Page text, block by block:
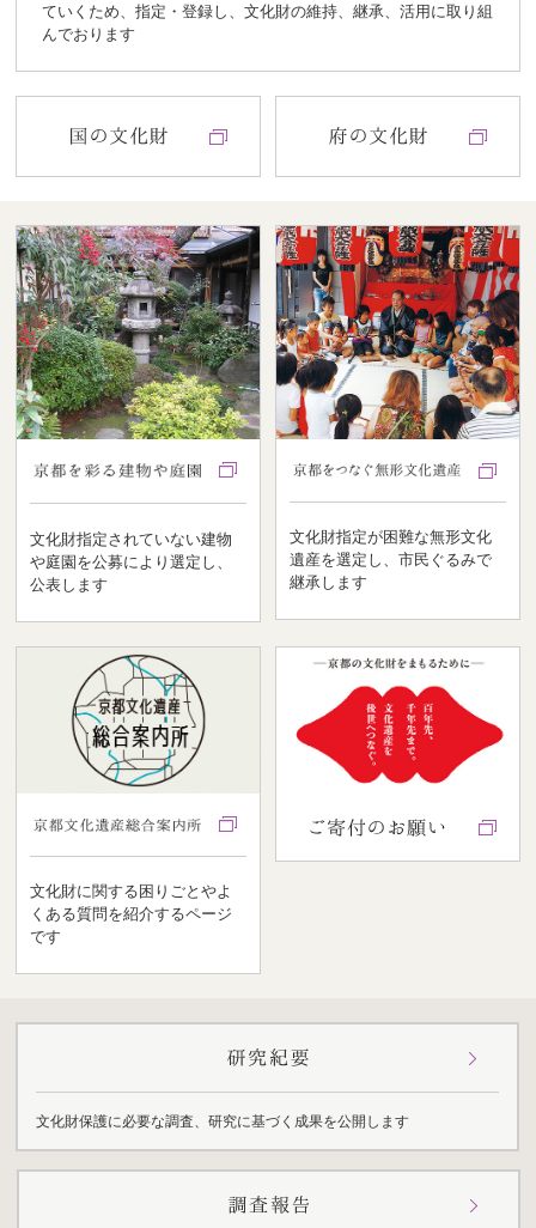
ていくため、指定・登録し、文化財の維持、継承、活用に取り組
んでおります
文化財指定されていない建物
や庭園を公募により選定し、
公表します
文化財指定が困難な無形文化
遺産を選定し、市民ぐるみで
継承します
文化財に関する困りごとやよ
くある質問を紹介するページ
です
文化財保護に必要な調査、研究に基づく成果を公開します